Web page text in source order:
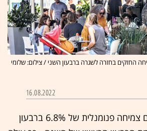
החזקים בחזרה לשגרה ברבעון השני / צילום: שלומי
16.08.2022
המשק הישראלי רשם צמיחה פנומנלית של 6.8% ברבעון